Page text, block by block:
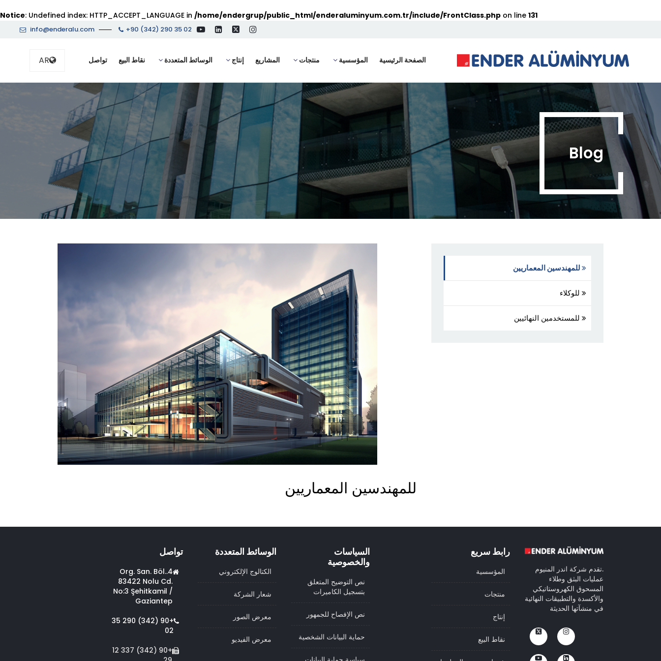
Notice: Undefined index: HTTP_ACCEPT_LANGUAGE in /home/endergrup/public_html/enderaluminyum.com.tr/include/FrontClass.php on line 131
info@enderalu.com +90 (342) 290 35 02
AR الصفحة الرئيسية المؤسسية منتجات المشاريع إنتاج الوسائط المتعددة نقاط البيع تواصل
Blog
للمهندسين المعماريين
للوكلاء
للمستخدمين النهائيين
للمهندسين المعماريين
.تقدم شركة اندر المنيوم
عمليات البثق وطلاء
المسحوق الكهروستاتيكي
والأكسدة والتطبيقات النهائية
في منشآتها الحديثة
رابط سريع
المؤسسية
منتجات
إنتاج
نقاط البيع
السياسات
والخصوصية
نص التوضيح المتعلق
بتسجيل الكاميرات
نص الإفصاح للجمهور
حماية البيانات الشخصية
الوسائط المتعددة
الكتالوج الإلكتروني
شعار الشركة
معرض الصور
معرض الفيديو
تواصل
4.Org. San. Böl.
83422 Nolu Cd.
No:3 Şehitkamil /
Gaziantep
+90 (342) 290 35
02
+90 (342) 337 12